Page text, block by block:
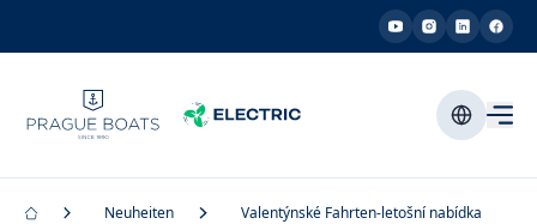
Neuheiten Valentýnské Fahrten-letošní nabídka